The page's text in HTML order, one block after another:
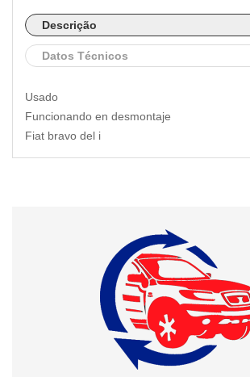
Descrição
Datos Técnicos
Usado
Funcionando en desmontaje
Fiat bravo del i